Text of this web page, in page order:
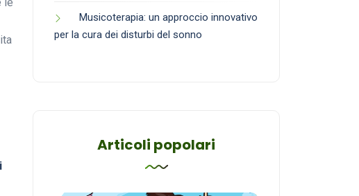
le
Musicoterapia: un approccio innovativo
per la cura dei disturbi del sonno
Articoli popolari